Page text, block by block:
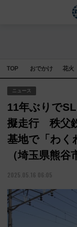
TOP おでかけ 花火
ニュース
11年ぶりで
擬走行 秩父
基地で「わく
（埼玉県熊谷
2025.05.16 06:05